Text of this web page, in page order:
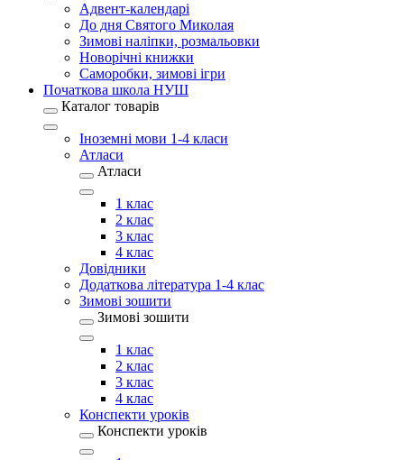
Адвент-календарі
До дня Святого Миколая
Зимові наліпки, розмальовки
Новорічні книжки
Саморобки, зимові ігри
Початкова школа НУШ
Каталог товарів
Іноземні мови 1-4 класи
Атласи
Атласи
1 клас
2 клас
3 клас
4 клас
Довідники
Додаткова література 1-4 клас
Зимові зошити
Зимові зошити
1 клас
2 клас
3 клас
4 клас
Конспекти уроків
Конспекти уроків